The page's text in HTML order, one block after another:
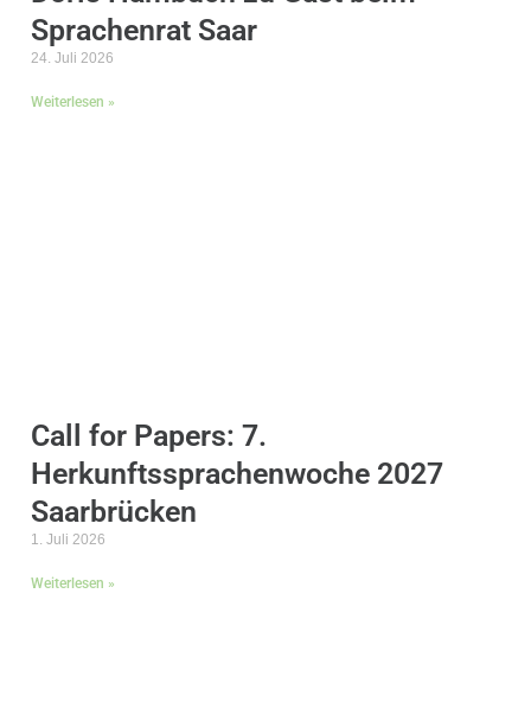
Sprachenrat Saar
24. Juli 2026
Weiterlesen »
Call for Papers: 7.
Herkunftssprachenwoche 2027
Saarbrücken
1. Juli 2026
Weiterlesen »